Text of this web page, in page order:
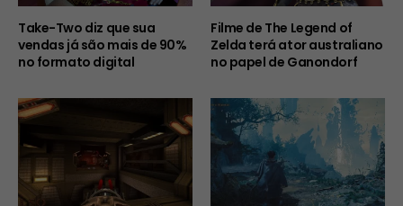
Take-Two diz que sua
vendas já são mais de 90%
no formato digital
Filme de The Legend of
Zelda terá ator australiano
no papel de Ganondorf